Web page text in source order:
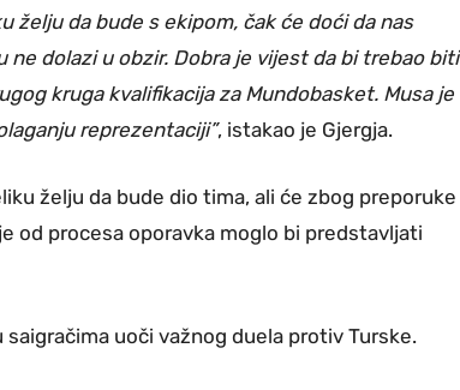
želju da bude s ekipom, čak će doći da nas
dolazi u obzir. Dobra je vijest da bi trebao biti
kruga kvalifikacija za Mundobasket. Musa je
reprezentaciji”, istakao je Gjergja.
želju da bude dio tima, ali će zbog preporuke
od procesa oporavka moglo bi predstavljati
uoči važnog duela protiv Turske.